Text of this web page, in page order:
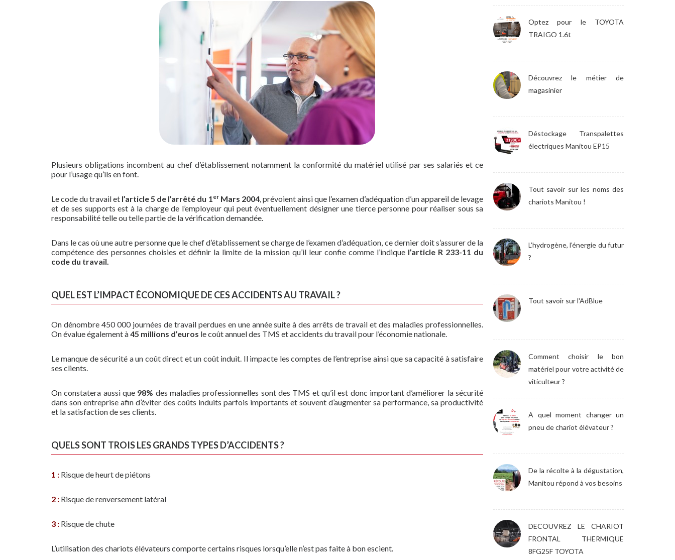
Plusieurs obligations incombent au chef d’établissement notamment la conformité du matériel utilisé par ses salariés et ce
pour l’usage qu’ils en font.
Le code du travail et l’article 5 de l’arrêté du 1erMars 2004, prévoient ainsi que l’examen d’adéquation d’un appareil de levage
et de ses supports est à la charge de l’employeur qui peut éventuellement désigner une tierce personne pour réaliser sous sa
responsabilité telle ou telle partie de la vérification demandée.
Dans le cas où une autre personne que le chef d’établissement se charge de l’examen d’adéquation, ce dernier doit s’assurer de la
compétence des personnes choisies et définir la limite de la mission qu’il leur confie comme l’indique l’article R 233-11 du
code du travail.
QUEL EST L’IMPACT ÉCONOMIQUE DE CES ACCIDENTS AU TRAVAIL ?
On dénombre 450 000 journées de travail perdues en une année suite à des arrêts de travail et des maladies professionnelles.
On évalue également à45 millions d’euros le coût annuel des TMS et accidents du travail pour l’économie nationale.
Le manque de sécurité a un coût direct et un coût induit. Il impacte les comptes de l’entreprise ainsi que sa capacité à satisfaire
ses clients.
On constatera aussi que 98% des maladies professionnelles sont des TMS et qu’il est donc important d’améliorer la sécurité
dans son entreprise afin d’éviter des coûts induits parfois importants et souvent d’augmenter sa performance, sa productivité
et la satisfaction de ses clients.
QUELS SONT TROIS LES GRANDS TYPES D’ACCIDENTS ?
1 : Risque de heurt de piétons
2 : Risque de renversement latéral
3 : Risque de chute
L’utilisation des chariots élévateurs comporte certains risques lorsqu’elle n’est pas faite à bon escient.
Optez pour le TOYOTA
TRAIGO 1.6t
Découvrez le métier de
magasinier
Déstockage Transpalettes
électriques Manitou EP15
Tout savoir sur les noms des
chariots Manitou !
L’hydrogène, l’énergie du futur
?
Tout savoir sur l'AdBlue
Comment choisir le bon
matériel pour votre activité de
viticulteur ?
A quel moment changer un
pneu de chariot élévateur ?
De la récolte à la dégustation,
Manitou répond à vos besoins
DECOUVREZ LE CHARIOT
FRONTAL THERMIQUE
8FG25F TOYOTA